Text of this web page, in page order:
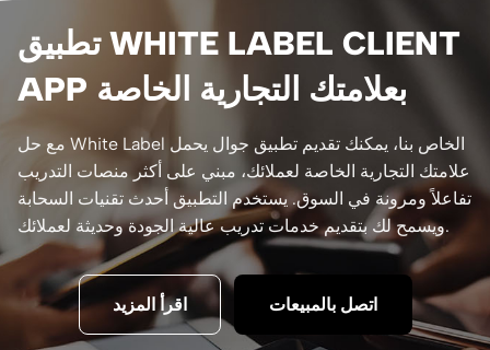
تطبيق WHITE LABEL CLIENT
APP بعلامتك التجارية الخاصة
مع حل White Label الخاص بنا، يمكنك تقديم تطبيق جوال يحمل
علامتك التجارية الخاصة لعملائك، مبني على أكثر منصات التدريب
تفاعلاً ومرونة في السوق. يستخدم التطبيق أحدث تقنيات السحابة
ويسمح لك بتقديم خدمات تدريب عالية الجودة وحديثة لعملائك.
اقرأ المزيد اتصل بالمبيعات